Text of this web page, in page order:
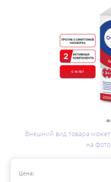
Внешний вид товара может
на
Цена: